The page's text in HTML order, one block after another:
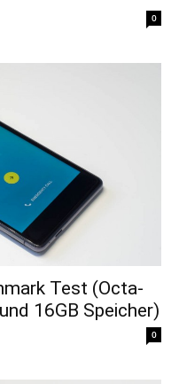
0
Test (Octa-
16GB Speicher)
0